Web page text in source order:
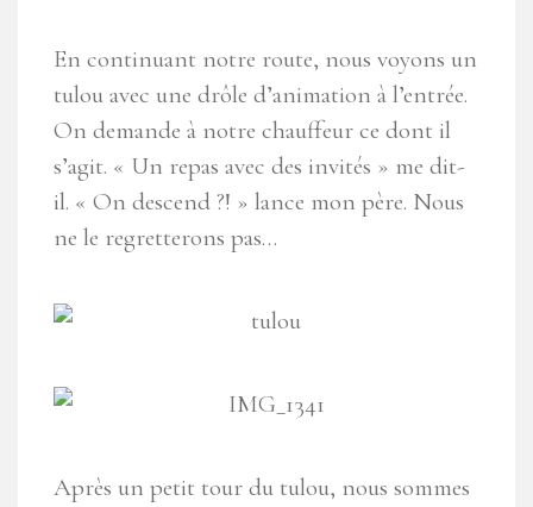
En continuant notre route, nous voyons un
tulou avec une drôle d’animation à l’entrée.
On demande à notre chauffeur ce dont il
s’agit. « Un repas avec des invités » me dit-
il. « On descend ?! » lance mon père. Nous
ne le regretterons pas…
Après un petit tour du tulou, nous sommes